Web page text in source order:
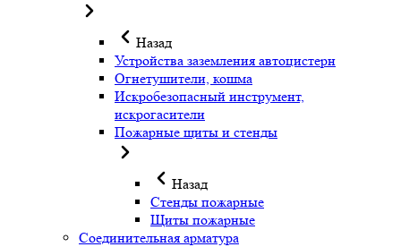
Назад
Устройства заземления автоцистерн
Огнетушители, кошма
Искробезопасный инструмент,
искрогасители
Пожарные щиты и стенды
Назад
Стенды пожарные
Щиты пожарные
Соединительная арматура